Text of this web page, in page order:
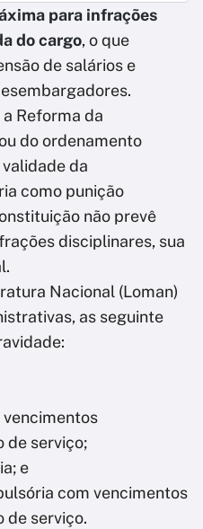
para infrações
do cargo, o que
de salários e
Reforma da
do ordenamento
da
como punição
não prevê
disciplinares, sua
Nacional (Loman)
as seguinte
de serviço;
e
com vencimentos
de serviço.